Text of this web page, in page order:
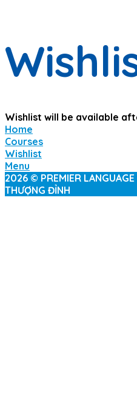
Wishlist will be available
Home
Courses
Wishlist
Menu
2026 © PREMIER
THƯỢNG ĐỈNH